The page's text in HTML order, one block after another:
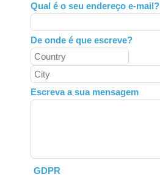
Qual é o seu endereço e-mail?
De onde é que escreve?
Escreva a sua mensagem
GDPR